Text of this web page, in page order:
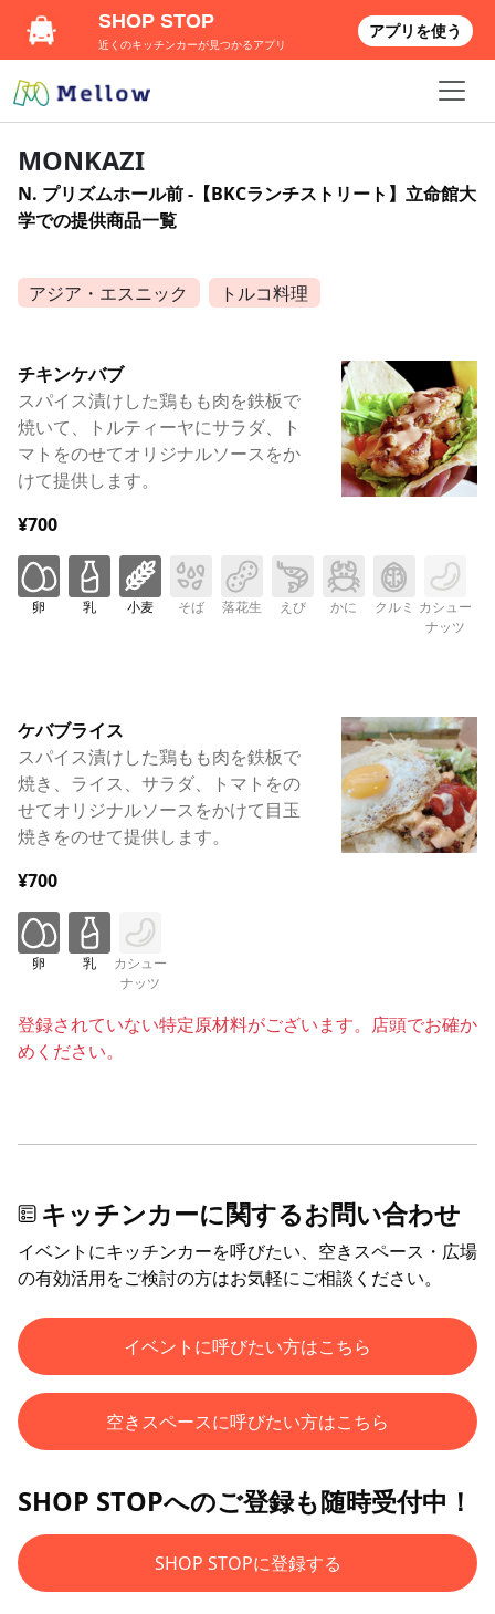
MONKAZI
N. プリズムホール前 -【BKCランチストリート】立命館大
学での提供商品一覧
アジア・エスニック トルコ料理
チキンケバブ
スパイス漬けした鶏もも肉を鉄板で
焼いて、トルティーヤにサラダ、ト
マトをのせてオリジナルソースをか
けて提供します。
¥700
卵 乳 小麦 そば 落花生 えび かに クルミ カシュー
ナッツ
ケバブライス
スパイス漬けした鶏もも肉を鉄板で
焼き、ライス、サラダ、トマトをの
せてオリジナルソースをかけて目玉
焼きをのせて提供します。
¥700
卵 乳
カシュー
ナッツ
登録されていない特定原材料がございます。店頭でお確か
めください。
キッチンカーに関するお問い合わせ
イベントにキッチンカーを呼びたい、空きスペース・広場
の有効活用をご検討の方はお気軽にご相談ください。
イベントに呼びたい方はこちら
空きスペースに呼びたい方はこちら
SHOP STOPへのご登録も随時受付中！
SHOP STOPに登録する
SHOP STOP
近くのキッチンカーが見つかるアプリ
アプリを使う